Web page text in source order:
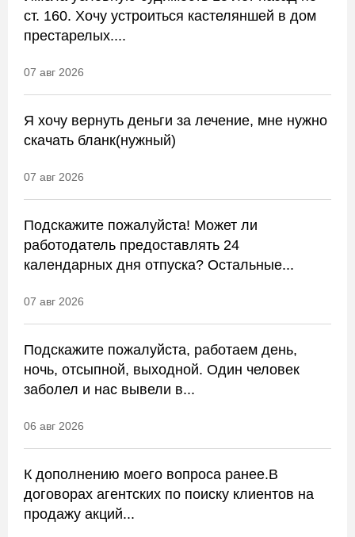
ст. 160. Хочу устроиться кастеляншей в дом
престарелых....
07 авг 2026
Я хочу вернуть деньги за лечение, мне нужно
скачать бланк(нужный)
07 авг 2026
Подскажите пожалуйста! Может ли
работодатель предоставлять 24
календарных дня отпуска? Остальные...
07 авг 2026
Подскажите пожалуйста, работаем день,
ночь, отсыпной, выходной. Один человек
заболел и нас вывели в...
06 авг 2026
К дополнению моего вопроса ранее.В
договорах агентских по поиску клиентов на
продажу акций...